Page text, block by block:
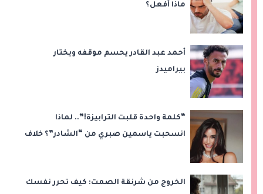
ماذا أفعل؟
أحمد عبد القادر يحسم موقفه ويختار
بيراميدز
“كلمة واحدة قلبت الترابيزة!”.. لماذا
انسحبت ياسمين صبري من “الشادر”؟ خلاف
الخروج من شرنقة الصمت: كيف تحرر نفسك